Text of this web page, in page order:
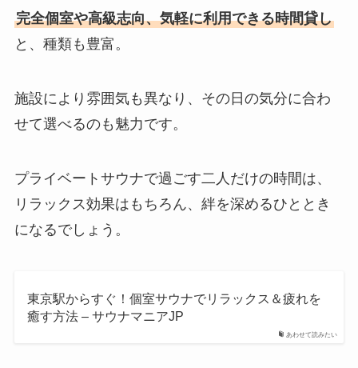
完全個室や高級志向、気軽に利用できる時間貸し
と、種類も豊富。
施設により雰囲気も異なり、その日の気分に合わ
せて選べるのも魅力です。
プライベートサウナで過ごす二人だけの時間は、
リラックス効果はもちろん、絆を深めるひととき
になるでしょう。
あわせて読みたい
東京駅からすぐ！個室サウナでリラックス＆疲れを
癒す方法 – サウナマニアJP